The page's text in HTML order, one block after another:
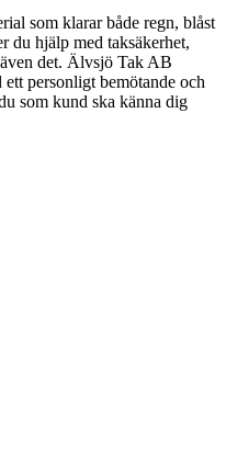
som klarar både regn, blåst
du hjälp med taksäkerhet,
det. Älvsjö Tak AB
personligt bemötande och
som kund ska känna dig